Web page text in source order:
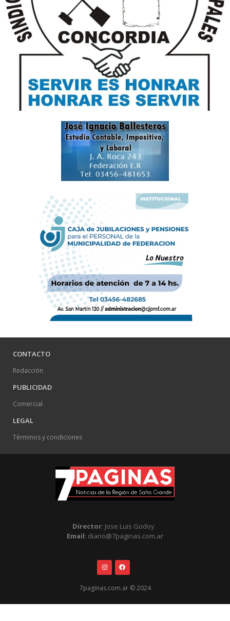
CONTACTO
Redacción
PUBLICIDAD
Comercial
LEGAL
Términos y condiciones
Director: Jose Luis Godoy
Email: diario@7paginas.com.ar
7paginas.com.ar © 2024